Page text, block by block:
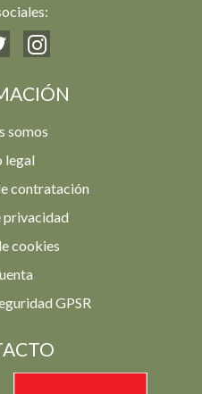
somos
legal
contratación
privacidad
cookies
GPSR